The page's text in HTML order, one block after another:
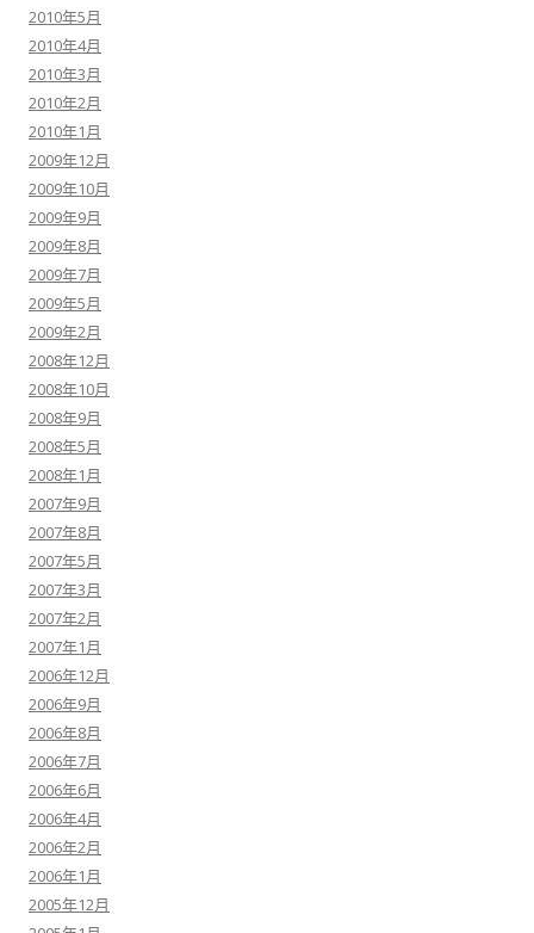
2010年5月
2010年4月
2010年3月
2010年2月
2010年1月
2009年12月
2009年10月
2009年9月
2009年8月
2009年7月
2009年5月
2009年2月
2008年12月
2008年10月
2008年9月
2008年5月
2008年1月
2007年9月
2007年8月
2007年5月
2007年3月
2007年2月
2007年1月
2006年12月
2006年9月
2006年8月
2006年7月
2006年6月
2006年4月
2006年2月
2006年1月
2005年12月